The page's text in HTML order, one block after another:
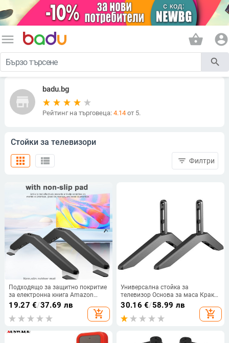
menu shopping_basket account_circle
search
store
badu.bg
Рейтинг на търговеца: 4.14от 5.
Стойки за телевизори
view_list
apps filter_list Филтри
Подходящо за защитно покритие
за електронна книга Amazon
kindle paperwhite12 2024 KPW7
инчов ултратънък калъф
19.27 €/37.69 лв
add_shopping_cart
Универсална стойка за
телевизор Основа за маса Крака
за телевизор Vizio Samsung LG
TCL Hisense Телевизор с винтове
Лесно инсталиране Лесно
30.16 €/58.99 лв
add_shopping_cart